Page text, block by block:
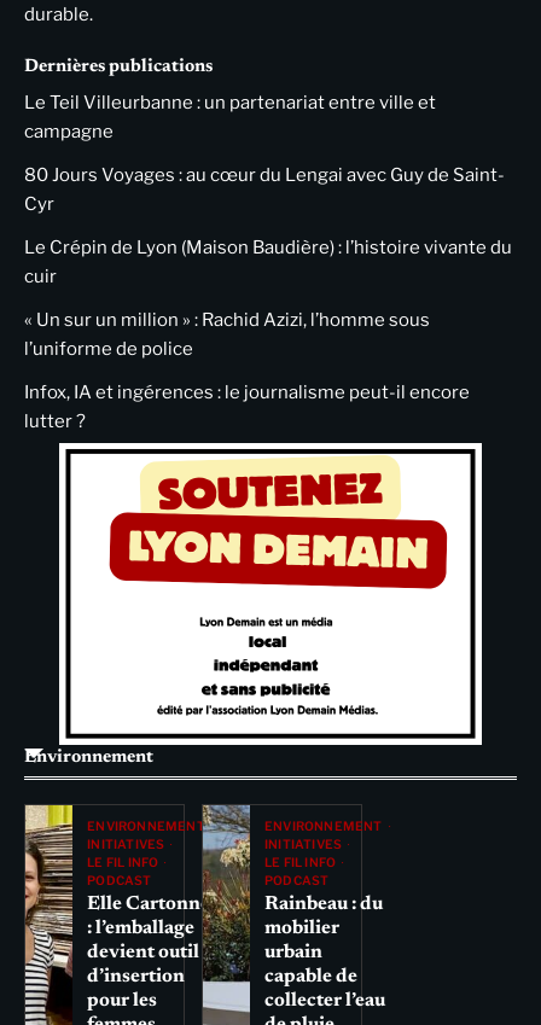
durable.
Dernières publications
Le Teil Villeurbanne : un partenariat entre ville et
campagne
80 Jours Voyages : au cœur du Lengai avec Guy de Saint-
Cyr
Le Crépin de Lyon (Maison Baudière) : l’histoire vivante du
cuir
« Un sur un million » : Rachid Azizi, l’homme sous
l’uniforme de police
Infox, IA et ingérences : le journalisme peut-il encore
lutter ?
Environnement
ENVIRONNEMENT
INITIATIVES
LE FIL INFO
PODCAST
Elle Cartonne
: l’emballage
devient outil
d’insertion
pour les
ENVIRONNEMENT
INITIATIVES
LE FIL INFO
PODCAST
Rainbeau : du
mobilier
urbain
capable de
collecter l’eau